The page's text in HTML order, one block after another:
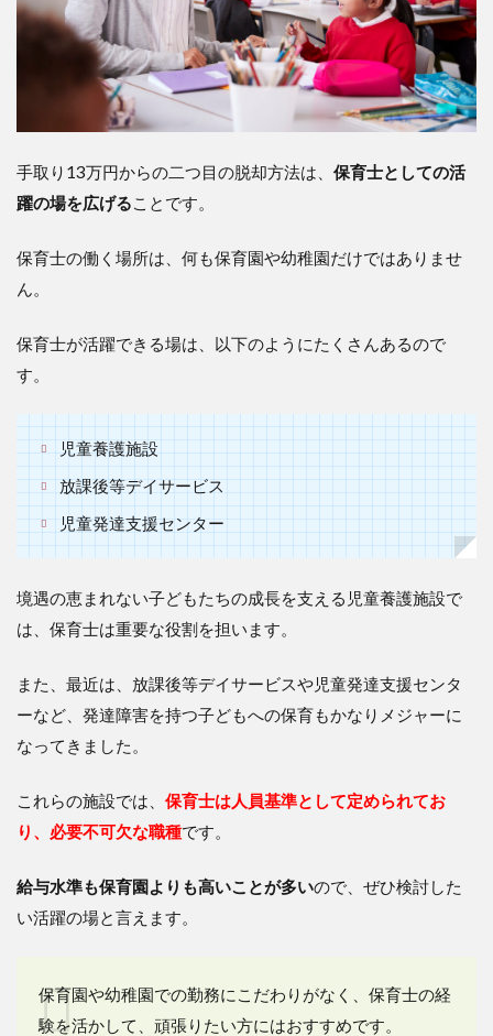
手取り13万円からの二つ目の脱却方法は、 保育士としての活
躍の場を広げることです。
保育士の働く場所は、何も保育園や幼稚園だけではありませ
ん。
保育士が活躍できる場は、以下のようにたくさんあるので
す。
児童養護施設
放課後等デイサービス
児童発達支援センター
境遇の恵まれない子どもたちの成長を支える児童養護施設で
は、保育士は重要な役割を担います。
また、最近は、放課後等デイサービスや児童発達支援センタ
ーなど、発達障害を持つ子どもへの保育もかなりメジャーに
なってきました。
これらの施設では、 保育士は人員基準として定められてお
り、必要不可欠な職種です。
給与水準も保育園よりも高いことが多いので、ぜひ検討した
い活躍の場と言えます。
保育園や幼稚園での勤務にこだわりがなく、保育士の経
験を活かして、頑張りたい方にはおすすめです。